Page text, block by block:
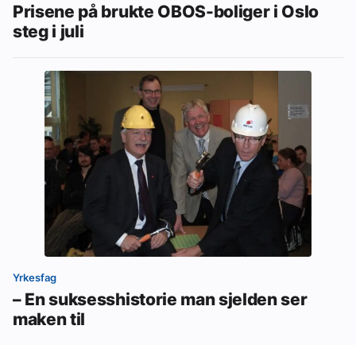
Prisene på brukte OBOS-boliger i Oslo
steg i juli
Yrkesfag
– En suksesshistorie man sjelden ser
maken til